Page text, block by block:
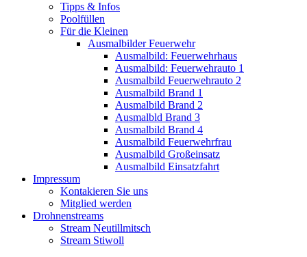
Tipps & Infos
Poolfüllen
Für die Kleinen
Ausmalbilder Feuerwehr
Ausmalbild: Feuerwehrhaus
Ausmalbild: Feuerwehrauto 1
Ausmalbild Feuerwehrauto 2
Ausmalbild Brand 1
Ausmalbild Brand 2
Ausmalbld Brand 3
Ausmalbild Brand 4
Ausmalbild Feuerwehrfrau
Ausmalbild Großeinsatz
Ausmalbild Einsatzfahrt
Impressum
Kontakieren Sie uns
Mitglied werden
Drohnenstreams
Stream Neutillmitsch
Stream Stiwoll